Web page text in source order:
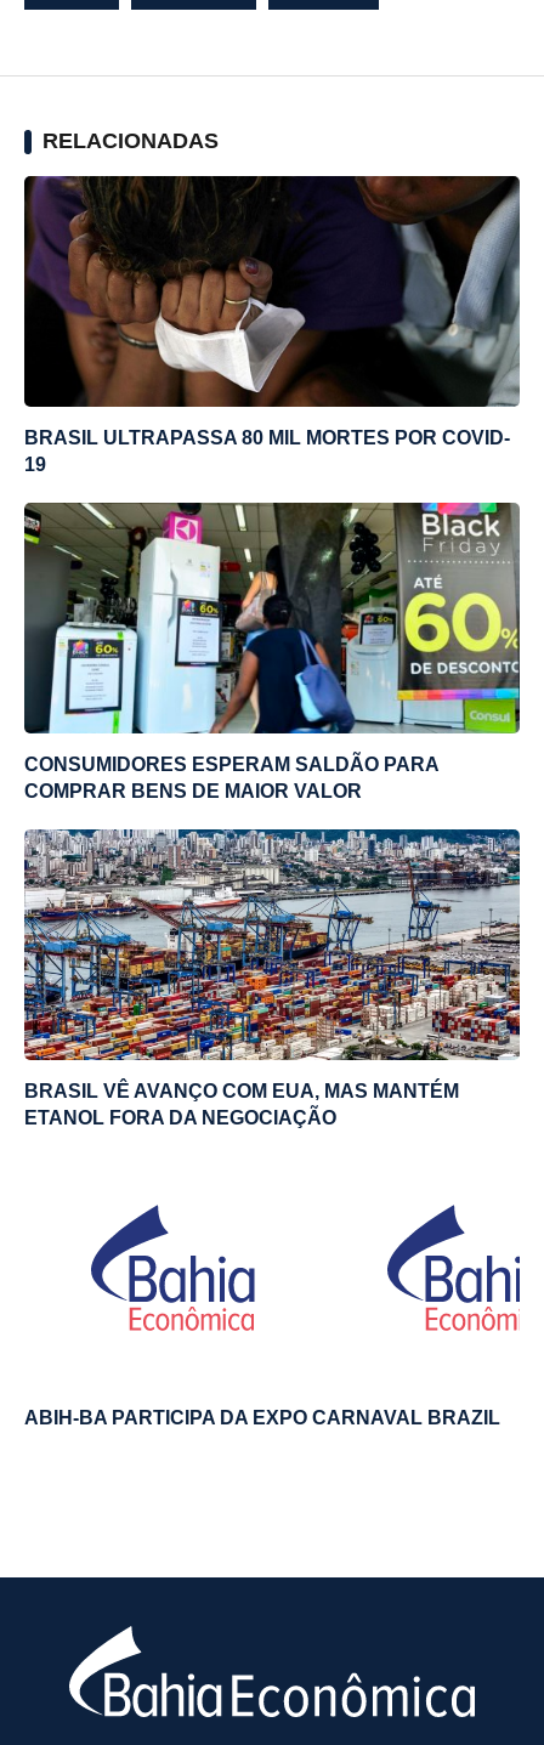
RELACIONADAS
BRASIL ULTRAPASSA 80 MIL MORTES POR COVID-
19
CONSUMIDORES ESPERAM SALDÃO PARA
COMPRAR BENS DE MAIOR VALOR
BRASIL VÊ AVANÇO COM EUA, MAS MANTÉM
ETANOL FORA DA NEGOCIAÇÃO
ABIH-BA PARTICIPA DA EXPO CARNAVAL BRAZIL